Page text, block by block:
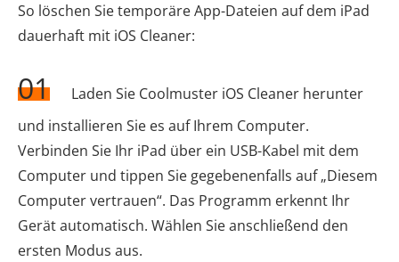
So löschen Sie temporäre App-Dateien auf dem iPad
dauerhaft mit iOS Cleaner:
01
Laden Sie Coolmuster iOS Cleaner herunter
und installieren Sie es auf Ihrem Computer.
Verbinden Sie Ihr iPad über ein USB-Kabel mit dem
Computer und tippen Sie gegebenenfalls auf „Diesem
Computer vertrauen“. Das Programm erkennt Ihr
Gerät automatisch. Wählen Sie anschließend den
ersten Modus aus.